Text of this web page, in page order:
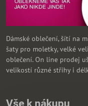
Dámské oblečení, šítí na
šaty pro moletky, velké
oblečení. On line prodej
velikostí různé střihy i
Vše k nákupu